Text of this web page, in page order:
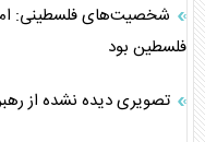
شخصیت‌های فلسطینی:
فلسطین بود
تصویری دیده نشده از